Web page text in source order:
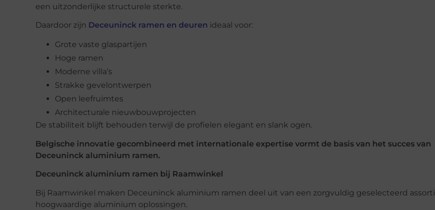
een uitzonderlijke structurele sterkte.
Daardoor zijn Deceuninck ramen en deuren ideaal voor:
Grote vaste glaspartijen
Hoge ramen
Moderne villa’s
Strakke gevelontwerpen
Open leefruimtes
Architecturale nieuwbouwprojecten
De stabiliteit blijft behouden terwijl de profielen elegant en slank ogen.
Belgische innovatie gecombineerd met internationale expertise vormt de basis van het succes van
Deceuninck aluminium ramen.
Deceuninck aluminium ramen bij Raamwinkel
Bij Raamwinkel maken Deceuninck aluminium ramen deel uit van een zorgvuldig geselecteerd
hoogwaardige aluminium oplossingen.